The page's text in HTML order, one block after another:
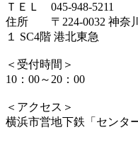
ＴＥＬ 045-948-5211
住所 〒224-0032 神奈川
１ SC4階 港北東急
＜受付時間＞
10：00～20：00
＜アクセス＞
横浜市営地下鉄「センタ